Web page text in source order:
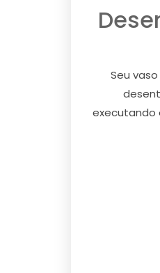
Seu
executando